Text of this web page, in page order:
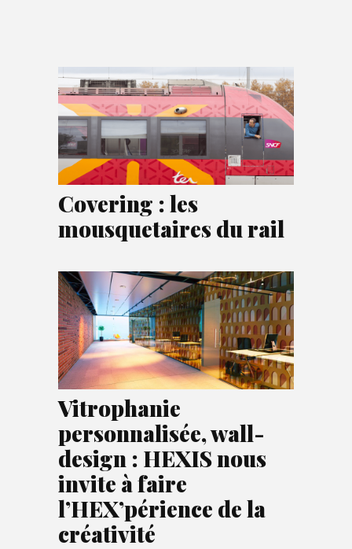
Covering : les
mousquetaires du rail
Vitrophanie
personnalisée, wall-
design : HEXIS nous
invite à faire
l’HEX’périence de la
créativité